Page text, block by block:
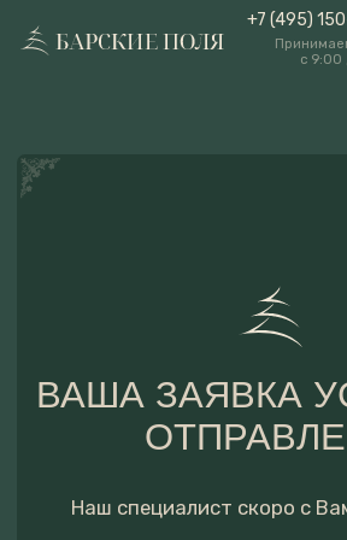
Меню
+7 (495) 150-39-08
Принимаем звонки
с 9:00 до 24:00
ВАША ЗАЯВКА УСПЕШНО
ОТПРАВЛЕНА
Перейти на главную